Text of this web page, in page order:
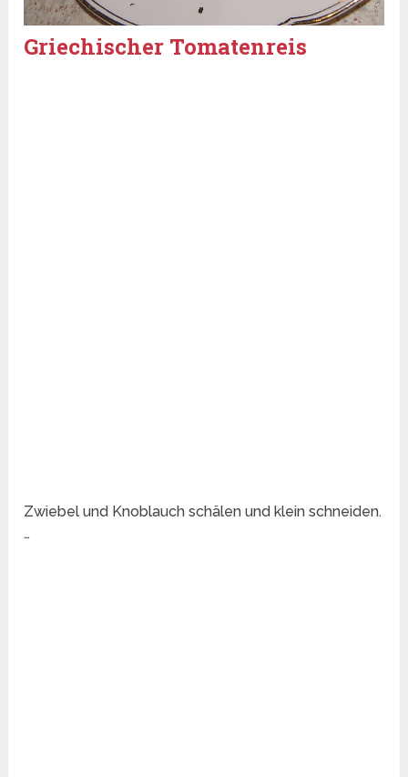
Griechischer Tomatenreis
Zwiebel und Knoblauch schälen und klein schneiden.
…